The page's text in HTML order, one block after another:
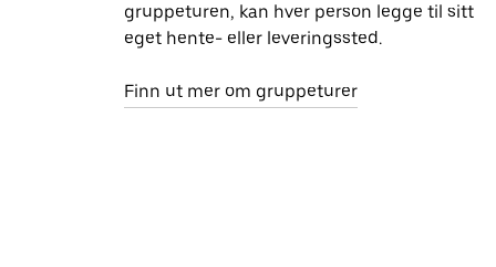
gruppeturen, kan hver person legge til sitt
eget hente- eller leveringssted.
Finn ut mer om gruppeturer